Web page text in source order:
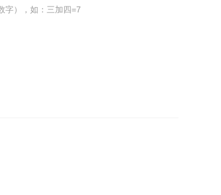
字），如：三加四=7